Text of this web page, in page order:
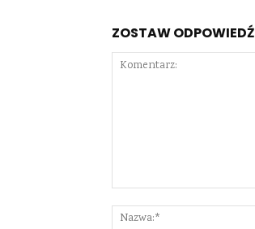
ZOSTAW ODPOWIEDŹ